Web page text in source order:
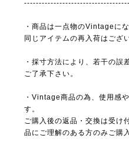
・商品は一点物のVintageに
同じアイテムの再入荷はござ
・採寸方法により、若干の誤
ご了承下さい。
・Vintage商品の為、使用感
す。
ご購入後の返品・交換は受け
品にご理解のある方のみご購